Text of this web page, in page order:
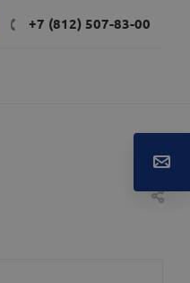
+7 (812) 507-83-00